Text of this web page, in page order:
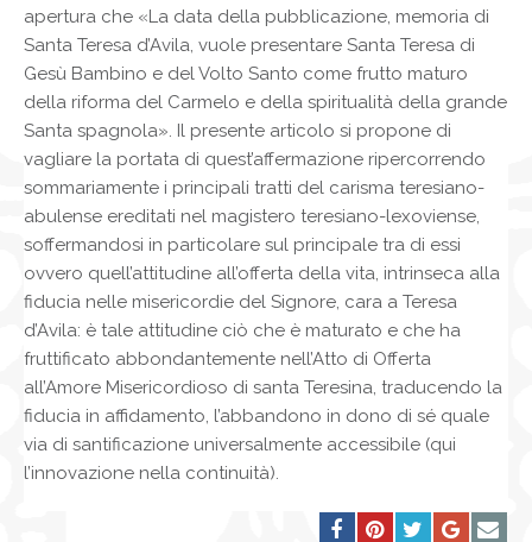
apertura che «La data della pubblicazione, memoria di
Santa Teresa d’Avila, vuole presentare Santa Teresa di
Gesù Bambino e del Volto Santo come frutto maturo
della riforma del Carmelo e della spiritualità della grande
Santa spagnola». Il presente articolo si propone di
vagliare la portata di quest’affermazione ripercorrendo
sommariamente i principali tratti del carisma teresiano-
abulense ereditati nel magistero teresiano-lexoviense,
soffermandosi in particolare sul principale tra di essi
ovvero quell’attitudine all’offerta della vita, intrinseca alla
fiducia nelle misericordie del Signore, cara a Teresa
d’Avila: è tale attitudine ciò che è maturato e che ha
fruttificato abbondantemente nell’Atto di Offerta
all’Amore Misericordioso di santa Teresina, traducendo la
fiducia in affidamento, l’abbandono in dono di sé quale
via di santificazione universalmente accessibile (qui
l’innovazione nella continuità).